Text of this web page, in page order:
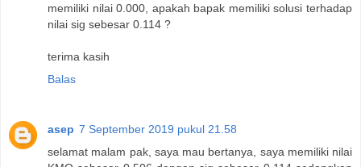
memiliki nilai 0.000, apakah bapak memiliki solusi terhadap
nilai sig sebesar 0.114 ?
terima kasih
Balas
asep 7 September 2019 pukul 21.58
selamat malam pak, saya mau bertanya, saya memiliki nilai